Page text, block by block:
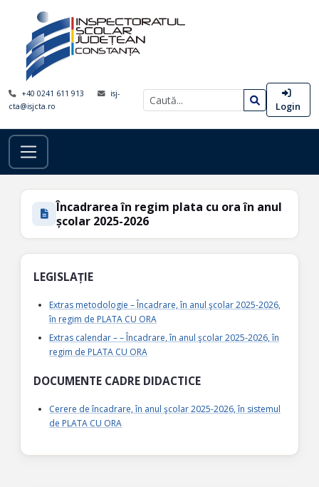
+40 0241 611 913
isj-
cta@isjcta.ro
Login
Încadrarea în regim plata cu ora în anul
școlar 2025-2026
LEGISLAȚIE
Extras metodologie – Încadrare, în anul şcolar 2025-2026,
în regim de PLATA CU ORA
Extras calendar – – Încadrare, în anul şcolar 2025-2026, în
regim de PLATA CU ORA
DOCUMENTE CADRE DIDACTICE
Cerere de încadrare, în anul şcolar 2025-2026, în sistemul
de PLATA CU ORA